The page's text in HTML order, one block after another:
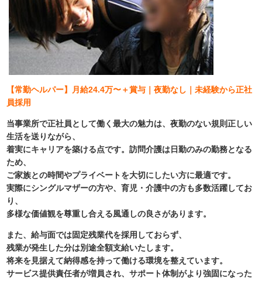
【常勤ヘルパー】月給24.4万〜＋賞与｜夜勤なし｜未経験から正社
員採用
当事業所で正社員として働く最大の魅力は、夜勤のない規則正しい
生活を送りながら、
着実にキャリアを築ける点です。訪問介護は日勤のみの勤務となる
ため、
ご家族との時間やプライベートを大切にしたい方に最適です。
実際にシングルマザーの方や、育児・介護中の方も多数活躍してお
り、
多様な価値観を尊重し合える風通しの良さがあります。
また、給与面では固定残業代を採用しておらず、
残業が発生した分は別途全額支給いたします。
将来を見据えて納得感を持って働ける環境を整えています。
サービス提供責任者が増員され、サポート体制がより強固になった